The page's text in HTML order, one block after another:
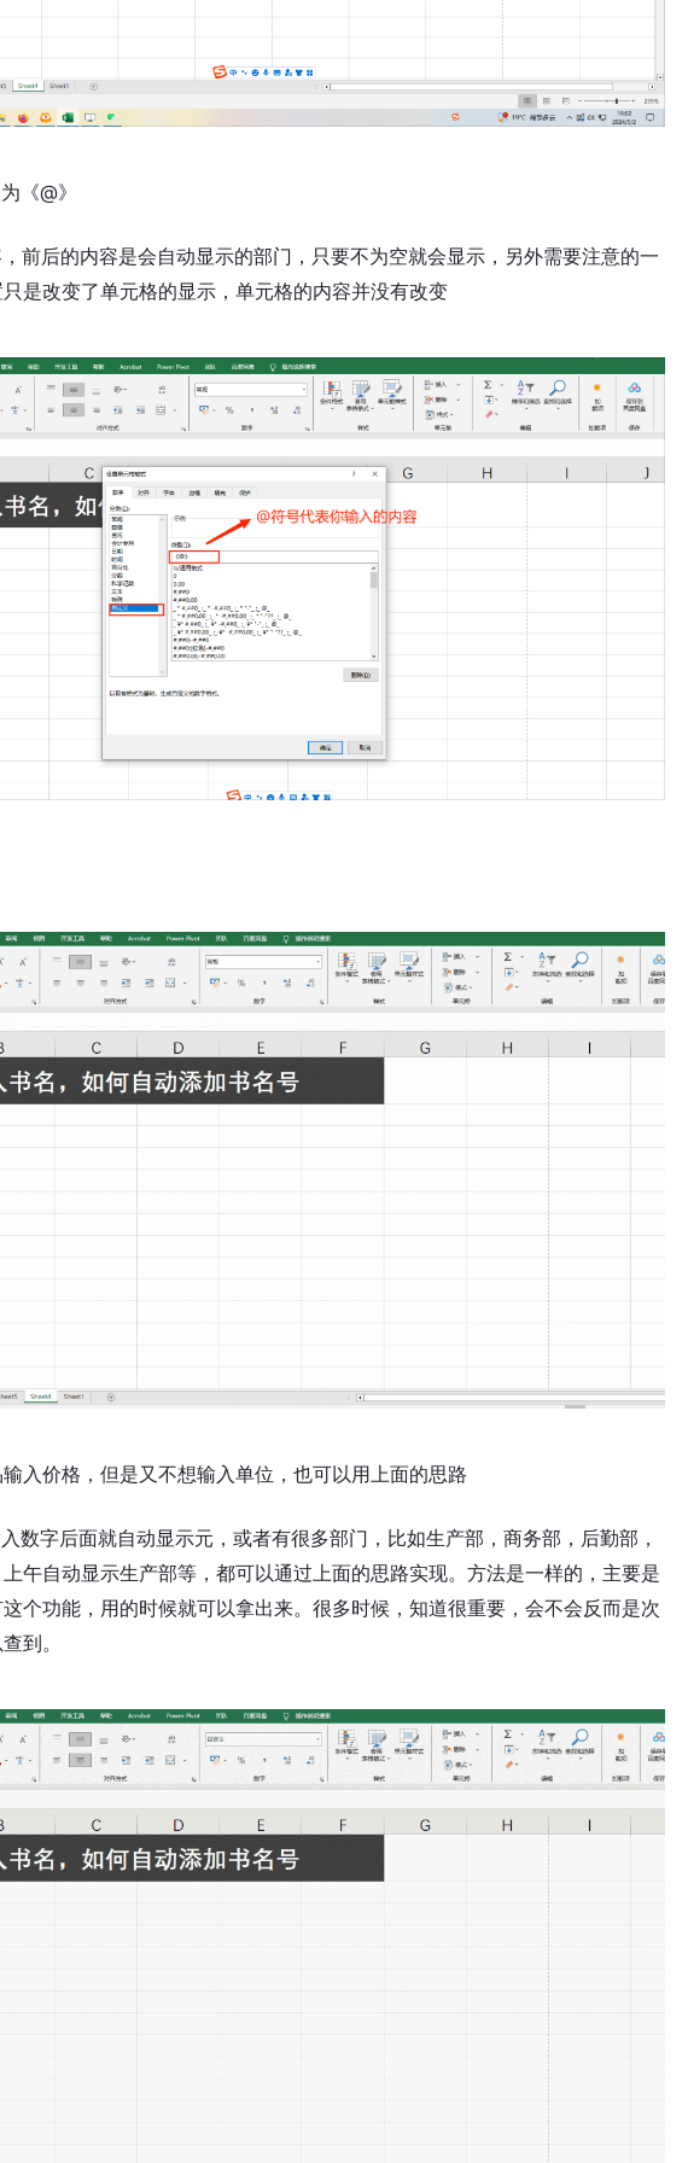
《@》
前后的内容是会自动显示的部门，只要不为空就会显示，另外需要注意的一
是改变了单元格的显示，单元格的内容并没有改变
入价格，但是又不想输入单位，也可以用上面的思路
数字后面就自动显示元，或者有很多部门，比如生产部，商务部，后勤部，
午自动显示生产部等，都可以通过上面的思路实现。方法是一样的，主要是
个功能，用的时候就可以拿出来。很多时候，知道很重要，会不会反而是次
到。